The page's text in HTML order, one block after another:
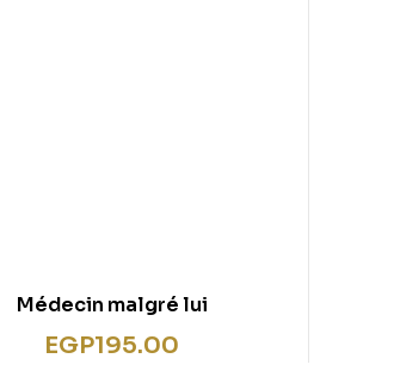
Médecin malgré lui
EGP195.00